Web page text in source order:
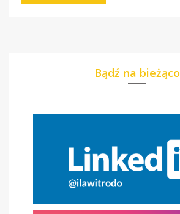
Bądź na bieżąco